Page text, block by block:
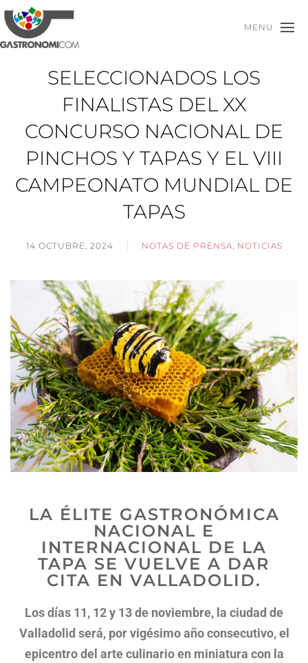
MENU
SELECCIONADOS LOS
FINALISTAS DEL XX
CONCURSO NACIONAL DE
PINCHOS Y TAPAS Y EL VIII
CAMPEONATO MUNDIAL DE
TAPAS
14 OCTUBRE, 2024 NOTAS DE PRENSA, NOTICIAS
LA ÉLITE GASTRONÓMICA
NACIONAL E
INTERNACIONAL DE LA
TAPA SE VUELVE A DAR
CITA EN VALLADOLID.
Los días 11, 12 y 13 de noviembre, la ciudad de
Valladolid será, por vigésimo año consecutivo, el
epicentro del arte culinario en miniatura con la